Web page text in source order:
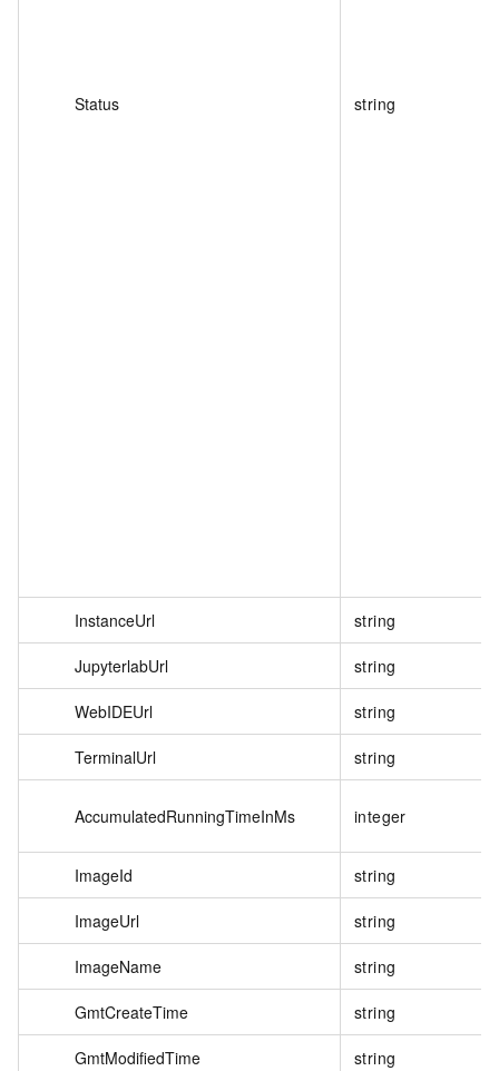
Status string
InstanceUrl string
JupyterlabUrl string
WebIDEUrl string
TerminalUrl string
AccumulatedRunningTimeInMs integer
ImageId string
ImageUrl string
ImageName string
GmtCreateTime string
GmtModifiedTime string